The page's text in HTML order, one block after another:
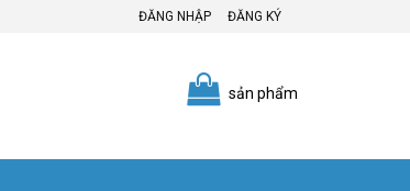
ĐĂNG NHẬP ĐĂNG KÝ
sản phẩm